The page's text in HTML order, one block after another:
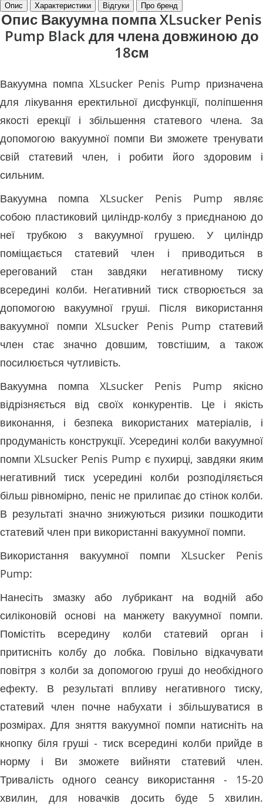
Опис Характеристики Відгуки Про бренд
Опис Вакуумна помпа XLsucker Penis
Pump Black для члена довжиною до
18см
Вакуумна помпа XLsucker Penis Pump призначена
для лікування еректильної дисфункції, поліпшення
якості ерекції і збільшення статевого члена. За
допомогою вакуумної помпи Ви зможете тренувати
свій статевий член, і робити його здоровим і
сильним.
Вакуумна помпа XLsucker Penis Pump являє
собою пластиковий циліндр-колбу з приєднаною до
неї трубкою з вакуумної грушею. У циліндр
поміщається статевий член і приводиться в
ерегований стан завдяки негативному тиску
всередині колби. Негативний тиск створюється за
допомогою вакуумної груші. Після використання
вакуумної помпи XLsucker Penis Pump статевий
член стає значно довшим, товстішим, а також
посилюється чутливість.
Вакуумна помпа XLsucker Penis Pump якісно
відрізняється від своїх конкурентів. Це і якість
виконання, і безпека використаних матеріалів, і
продуманість конструкції. Усередині колби вакуумної
помпи XLsucker Penis Pump є пухирці, завдяки яким
негативний тиск усередині колби розподіляється
більш рівномірно, пеніс не прилипає до стінок колби.
В результаті значно знижуються ризики пошкодити
статевий член при використанні вакуумної помпи.
Використання вакуумної помпи XLsucker Penis
Pump:
Нанесіть змазку або лубрикант на водній або
силіконовій основі на манжету вакуумної помпи.
Помістіть всередину колби статевий орган і
притисніть колбу до лобка. Повільно відкачувати
повітря з колби за допомогою груші до необхідного
ефекту. В результаті впливу негативного тиску,
статевий член почне набухати і збільшуватися в
розмірах. Для зняття вакуумної помпи натисніть на
кнопку біля груші - тиск всередині колби прийде в
норму і Ви зможете вийняти статевий член.
Тривалість одного сеансу використання - 15-20
хвилин, для новачків досить буде 5 хвилин.